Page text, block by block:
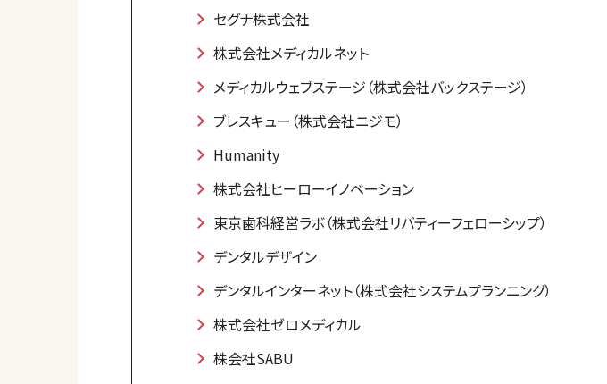
セグナ株式会社
株式会社メディカルネット
メディカルウェブステージ（株式会社バックステージ）
ブレスキュー（株式会社ニジモ）
Humanity
株式会社ヒーローイノベーション
東京歯科経営ラボ（株式会社リバティーフェローシップ）
デンタルデザイン
デンタルインターネット（株式会社システムプランニング）
株式会社ゼロメディカル
株会社SABU